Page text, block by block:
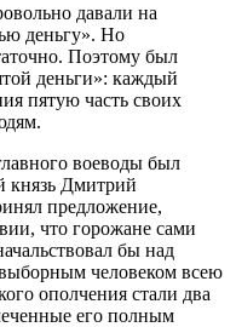
давали на
деньгу». Но
Поэтому был
деньги»: каждый
пятую часть своих
воеводы был
князь Дмитрий
предложение,
что горожане сами
бы над
человеком всею
ополчения стали два
его полным